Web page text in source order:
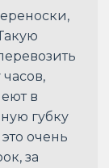
в
губку
очень
за